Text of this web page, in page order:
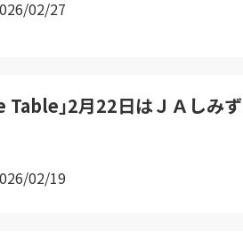
02/27
Table｣2月22日はＪＡしみ
02/19